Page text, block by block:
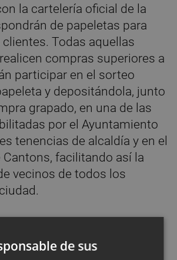
la cartelería oficial de la
de papeletas para
Todas aquellas
compras superiores a
participar en el sorteo
y depositándola, junto
grapado, en una de las
por el Ayuntamiento
tenencias de alcaldía y en el
facilitando así la
vecinos de todos los
papeletas
de sus